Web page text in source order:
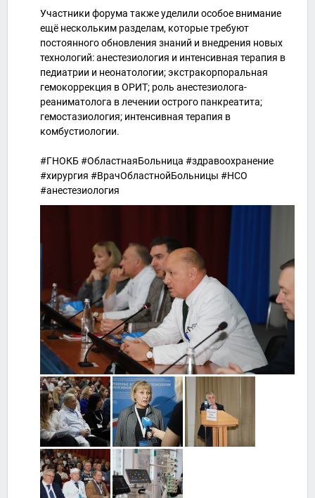
Участники форума также уделили особое внимание
ещё нескольким разделам, которые требуют
постоянного обновления знаний и внедрения новых
технологий: анестезиология и интенсивная терапия в
педиатрии и неонатологии; экстракорпоральная
гемокоррекция в ОРИТ; роль анестезиолога-
реаниматолога в лечении острого панкреатита;
гемостазиология; интенсивная терапия в
комбустиологии.
#ГНОКБ #ОбластнаяБольница #здравоохранение
#хирургия #ВрачОбластнойБольницы #НСО
#анестезиология